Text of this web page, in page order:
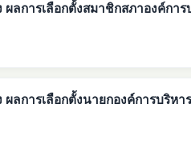
การเลือกตั้งสมาชิกสภาองค์การบริห
ผลการเลือกตั้งนายกองค์การบริห